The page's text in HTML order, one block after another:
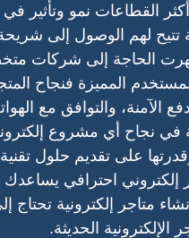
القطاعات نمو وتأثير
تتيح لهم الوصول إلى
الحاجة إلى شركات
المميزة فنجاح
الآمنة، والتوافق مع
في نجاح أي مشروع
على تقديم حلول
إلكتروني احترافي
للتعرف على 6 شركات إنشاء
الحديثة.